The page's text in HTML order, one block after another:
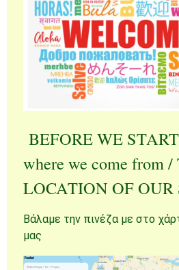
BEFORE WE
where we come from
LOCATION OF OUR
Βάλαμε την πινέζα με στο
μας